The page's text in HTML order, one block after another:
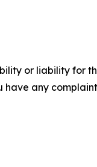
or liability for
any